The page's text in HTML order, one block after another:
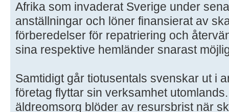
Afrika som invaderat Sverige under
anställningar och löner finansierat av
förberedelser för repatriering och
sina respektive hemländer snarast
Samtidigt går tiotusentals svenskar ut i
företag flyttar sin verksamhet
äldreomsorg blöder av resursbrist när